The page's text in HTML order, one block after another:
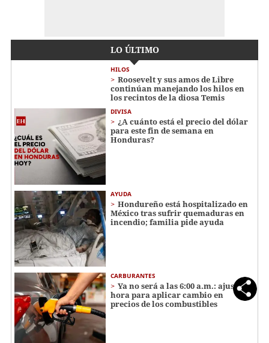
LO ÚLTIMO
HILOS
Roosevelt y sus amos de Libre
continúan manejando los hilos en
los recintos de la diosa Temis
DIVISA
¿A cuánto está el precio del dólar
para este fin de semana en
Honduras?
AYUDA
Hondureño está hospitalizado en
México tras sufrir quemaduras en
incendio; familia pide ayuda
CARBURANTES
Ya no será a las 6:00 a.m.: ajustan
hora para aplicar cambio en
precios de los combustibles